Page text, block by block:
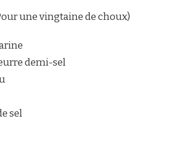
une vingtaine de choux)
demi-sel
sel